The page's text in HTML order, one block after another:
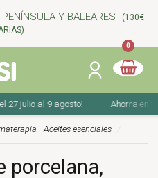
PENÍNSULA Y BALEARES
(130€
0
julio al 9 agosto! Ahorra en tu
- Aceites esenciales
porcelana,